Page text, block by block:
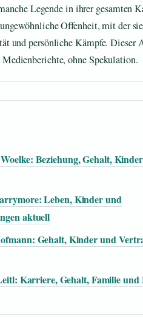
Legende in ihrer gesamten
Offenheit, mit der
und persönliche Kämpfe.
ohne Spekulation.
Beziehung, Gehalt,
Leben, Kinder und
aktuell
Gehalt, Kinder und
Karriere, Gehalt, Familie und